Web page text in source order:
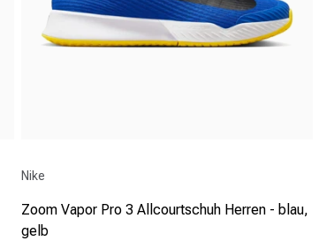
Nike
Zoom Vapor Pro 3 Allcourtschuh Herren - blau,
gelb